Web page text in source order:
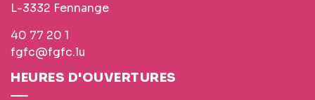
L-3332 Fennange
40 77 20 1
fgfc@fgfc.lu
HEURES D'OUVERTURES